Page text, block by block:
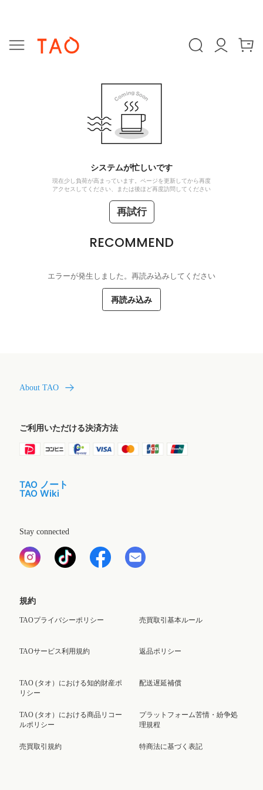
システムが忙しいです
現在少し負荷が高まっています。ページを更新してから再度
アクセスしてください、または後ほど再度訪問してください
再試行
RECOMMEND
エラーが発生しました。再読み込みしてください
再読み込み
About TAO
ご利用いただける決済方法
TAO ノート
TAO Wiki
Stay connected
規約
TAOプライバシーポリシー
TAOサービス利用規約
TAO (タオ）における知的財産ポ
リシー
TAO (タオ）における商品リコー
ルポリシー
売買取引規約
売買取引基本ルール
返品ポリシー
配送遅延補償
プラットフォーム苦情・紛争処
理規程
特商法に基づく表記